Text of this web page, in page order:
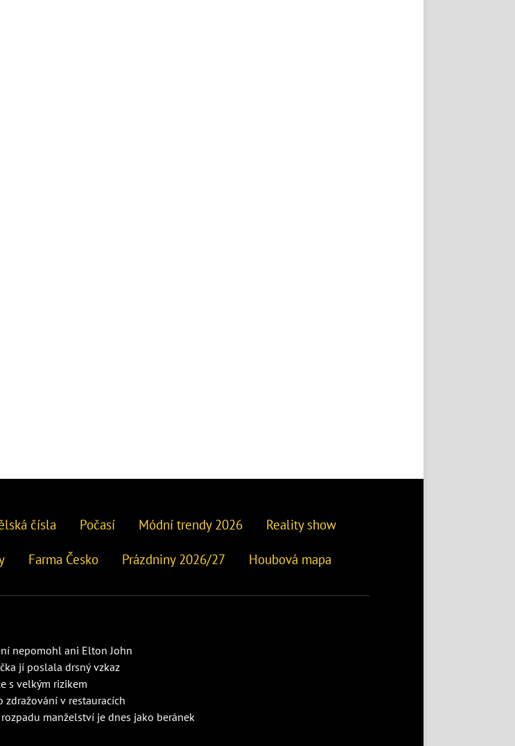
čísla Počasí Módní trendy 2026 Reality show
Farma Česko Prázdniny 2026/27 Houbová mapa
nepomohl ani Elton John
jí poslala drsný vzkaz
s velkým rizikem
zdražování v restauracích
manželství je dnes jako beránek